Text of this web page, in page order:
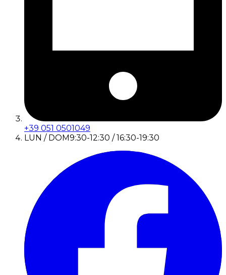
+39 051 0501049
LUN / DOM9:30-12:30 / 16:30-19:30